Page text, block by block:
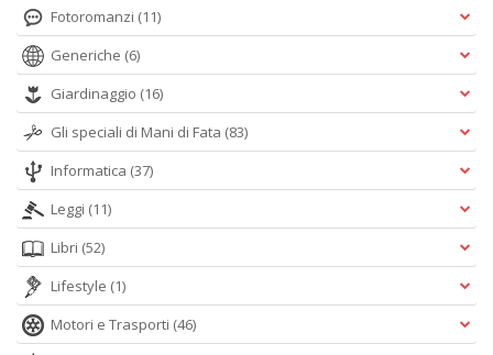
Fotoromanzi (11)
Generiche (6)
Giardinaggio (16)
Gli speciali di Mani di Fata (83)
Informatica (37)
Leggi (11)
Libri (52)
Lifestyle (1)
Motori e Trasporti (46)